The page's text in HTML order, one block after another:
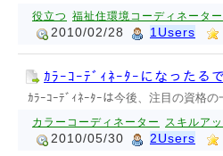
役立つ 福祉住環境コーディネーター
2010/02/28 1Users
ｶﾗｰｺｰﾃﾞｨﾈｰﾀｰになったるで
ｶﾗｰｺｰﾃﾞｨﾈｰﾀｰは今後、注目の資格の
カラーコーディネーター スキルア
2010/05/30 2Users